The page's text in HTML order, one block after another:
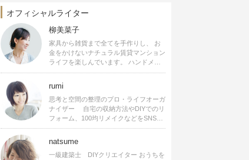
オフィシャルライター
柳美菜子
家具から雑貨まで全てを手作りし、 お
金をかけないナチュラル賃貸マンション
ライフを楽しんでいます。 ハンドメイ
ド雑貨やインテリアに関する著書も出
ます。
rumi
思考と空間の整理のプロ・ライフオーガ
ナイザー 自宅の収納方法やDIYでのリ
フォーム、100均リメイクなどをSNSで
公開中。 収納やリメイク、インテリア
シピ提供、店舗プロデュース 2016年９
月に宝島社より【Rumiのおうち時間を
natsume
一級建築士 DIYクリエイター おうちを